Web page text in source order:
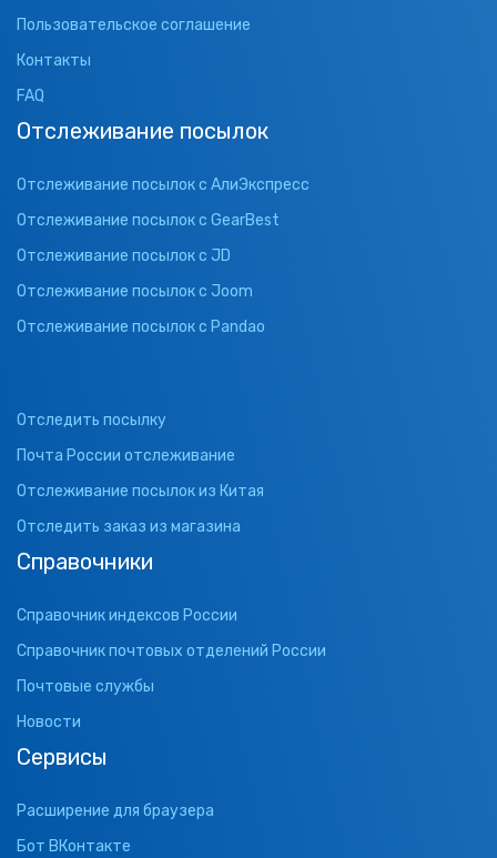
Пользовательское соглашение
Контакты
FAQ
Отслеживание посылок
Отслеживание посылок с АлиЭкспресс
Отслеживание посылок с GearBest
Отслеживание посылок с JD
Отслеживание посылок с Joom
Отслеживание посылок с Pandao
Отследить посылку
Почта России отслеживание
Отслеживание посылок из Китая
Отследить заказ из магазина
Справочники
Справочник индексов России
Справочник почтовых отделений России
Почтовые службы
Новости
Сервисы
Расширение для браузера
Бот ВКонтакте